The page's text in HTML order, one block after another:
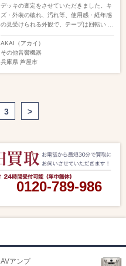
デッキの査定をさせていただきました。キ
ズ・外装の破れ、汚れ等、使用感・経年感
の見受けられる外観で、テープは回転い ...
AKAI（アカイ）
その他音響機器
兵庫県 芦屋市
3 >
0120-789-986
AVアンプ